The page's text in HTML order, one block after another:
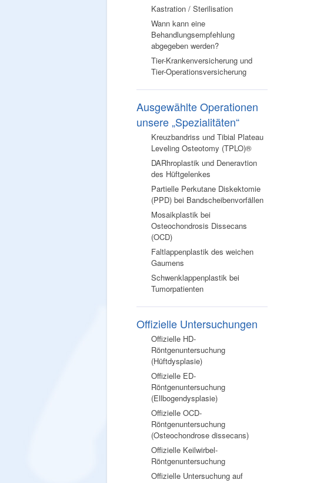
Kastration / Sterilisation
Wann kann eine
Behandlungsempfehlung
abgegeben werden?
Tier-Krankenversicherung und
Tier-Operationsversicherung
Ausgewählte Operationen
unsere „Spezialitäten“
Kreuzbandriss und Tibial Plateau
Leveling Osteotomy (TPLO)®
DARhroplastik und Deneravtion
des Hüftgelenkes
Partielle Perkutane Diskektomie
(PPD) bei Bandscheibenvorfällen
Mosaikplastik bei
Osteochondrosis Dissecans
(OCD)
Faltlappenplastik des weichen
Gaumens
Schwenklappenplastik bei
Tumorpatienten
Offizielle Untersuchungen
Offizielle HD-
Röntgenuntersuchung
(Hüftdysplasie)
Offizielle ED-
Röntgenuntersuchung
(Ellbogendysplasie)
Offizielle OCD-
Röntgenuntersuchung
(Osteochondrose dissecans)
Offizielle Keilwirbel-
Röntgenuntersuchung
Offizielle Untersuchung auf